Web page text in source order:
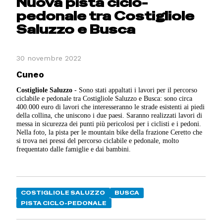
pedonale tra Costigliole
Saluzzo e Busca
30 novembre 2022
Cuneo
Costigliole Saluzzo - Sono stati appaltati i lavori per il percorso
ciclabile e pedonale tra Costigliole Saluzzo e Busca: sono circa
400.000 euro di lavori che interesseranno le strade esistenti ai piedi
della collina, che uniscono i due paesi. Saranno realizzati lavori di
messa in sicurezza dei punti più pericolosi per i ciclisti e i pedoni.
Nella foto, la pista per le mountain bike della frazione Ceretto che
si trova nei pressi del percorso ciclabile e pedonale, molto
frequentato dalle famiglie e dai bambini.
COSTIGLIOLE SALUZZO
BUSCA
PISTA CICLO-PEDONALE